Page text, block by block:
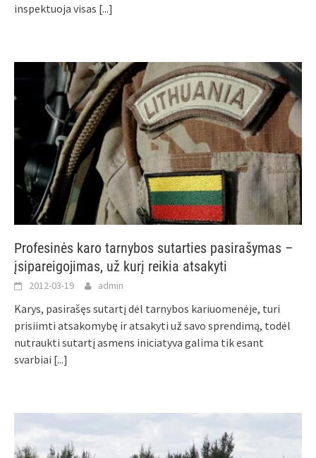
inspektuoja visas [...]
Profesinės karo tarnybos sutarties pasirašymas –
įsipareigojimas, už kurį reikia atsakyti
2012-03-19 admin
Karys, pasirašęs sutartį dėl tarnybos kariuomenėje, turi
prisiimti atsakomybę ir atsakyti už savo sprendimą, todėl
nutraukti sutartį asmens iniciatyva galima tik esant
svarbiai [...]